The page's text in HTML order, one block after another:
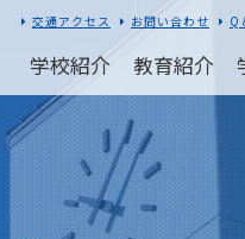
学校紹介 教育紹介
交通アクセス お問い合わせ Q